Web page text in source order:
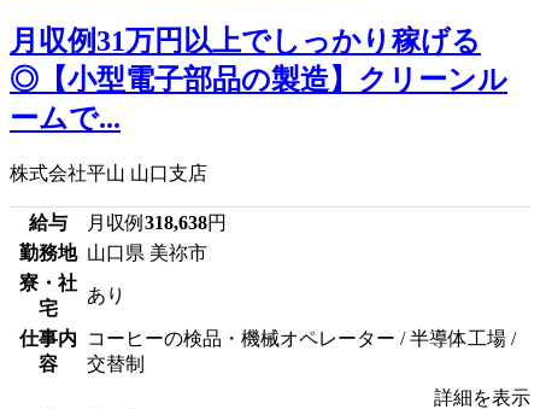
月収例31万円以上でしっかり稼げる
◎【小型電子部品の製造】クリーンル
ームで...
株式会社平山 山口支店
給与 月収例 318,638円
勤務地 山口県 美祢市
寮・社
宅
あり
仕事内
容
コーヒーの検品・機械オペレーター / 半導体工場 /
交替制
詳細を表示